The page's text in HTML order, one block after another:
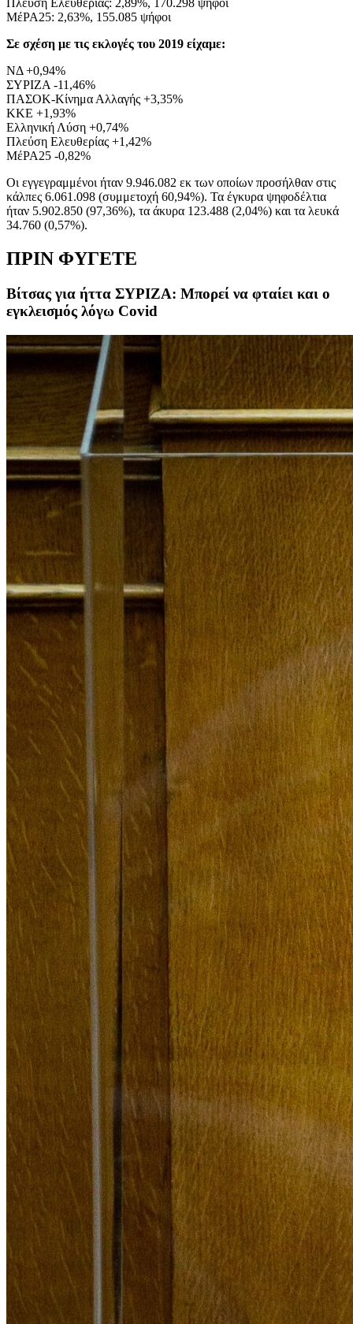
Πλεύση Ελευθερίας: 2,89%, 170.298 ψήφοι
ΜέΡΑ25: 2,63%, 155.085 ψήφοι
Σε σχέση με τις εκλογές του 2019 είχαμε:
ΝΔ +0,94%
ΣΥΡΙΖΑ -11,46%
ΠΑΣΟΚ-Κίνημα Αλλαγής +3,35%
ΚΚΕ +1,93%
Ελληνική Λύση +0,74%
Πλεύση Ελευθερίας +1,42%
ΜέΡΑ25 -0,82%
Οι εγγεγραμμένοι ήταν 9.946.082 εκ των οποίων προσήλθαν στις
κάλπες 6.061.098 (συμμετοχή 60,94%). Τα έγκυρα ψηφοδέλτια
ήταν 5.902.850 (97,36%), τα άκυρα 123.488 (2,04%) και τα λευκά
34.760 (0,57%).
ΠΡΙΝ ΦΥΓΕΤΕ
Βίτσας για ήττα ΣΥΡΙΖΑ: Μπορεί να φταίει και ο
εγκλεισμός λόγω Covid